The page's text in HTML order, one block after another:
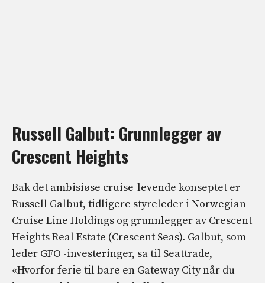
Russell Galbut: Grunnlegger av
Crescent Heights
Bak det ambisiøse cruise-levende konseptet er
Russell Galbut, tidligere styreleder i Norwegian
Cruise Line Holdings og grunnlegger av Crescent
Heights Real Estate (Crescent Seas). Galbut, som
leder GFO -investeringer, sa til Seattrade,
«Hvorfor ferie til bare en Gateway City når du